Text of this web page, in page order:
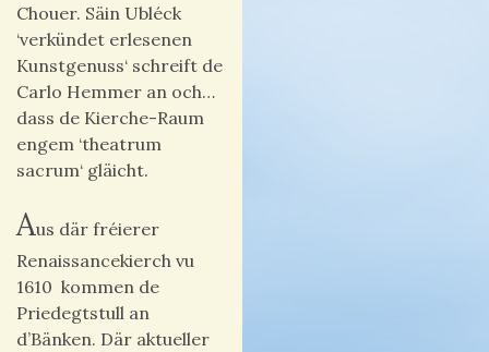
Chouer. Säin Ubléck
‘verkündet erlesenen
Kunstgenuss‘ schreift de
Carlo Hemmer an och…
dass de Kierche-Raum
engem ‘theatrum
sacrum‘ gläicht.
Aus där fréierer
Renaissancekierch vu
1610 kommen de
Priedegtstull an
d’Bänken. Där aktueller